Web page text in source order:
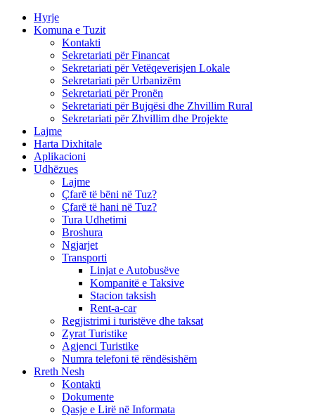
Hyrje
Komuna e Tuzit
Kontakti
Sekretariati për Financat
Sekretariati për Vetëqeverisjen Lokale
Sekretariati për Urbanizëm
Sekretariati për Pronën
Sekretariati për Bujqësi dhe Zhvillim Rural
Sekretariati për Zhvillim dhe Projekte
Lajme
Harta Dixhitale
Aplikacioni
Udhëzues
Lajme
Çfarë të bëni në Tuz?
Çfarë të hani në Tuz?
Tura Udhetimi
Broshura
Ngjarjet
Transporti
Linjat e Autobusëve
Kompanitë e Taksive
Stacion taksish
Rent-a-car
Regjistrimi i turistëve dhe taksat
Zyrat Turistike
Agjenci Turistike
Numra telefoni të rëndësishëm
Rreth Nesh
Kontakti
Dokumente
Qasje e Lirë në Informata